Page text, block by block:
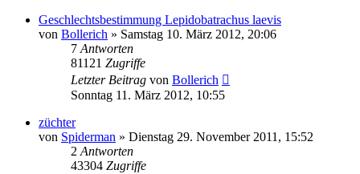
Geschlechtsbestimmung Lepidobatrachus laevis
von Bollerich » Samstag 10. März 2012, 20:06
7 Antworten
81121 Zugriffe
Letzter Beitrag von Bollerich
Sonntag 11. März 2012, 10:55
züchter
von Spiderman » Dienstag 29. November 2011, 15:52
2 Antworten
43304 Zugriffe